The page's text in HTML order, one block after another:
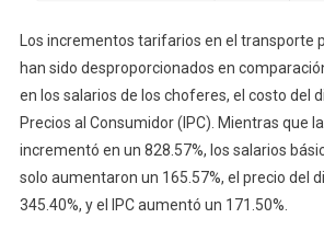
Los incrementos tarifarios en el transporte
han sido desproporcionados en
en los salarios de los choferes, el costo del
Precios al Consumidor (IPC). Mientras que
incrementó en un 828.57%, los salarios
solo aumentaron un 165.57%, el precio del
345.40%, y el IPC aumentó un 171.50%.